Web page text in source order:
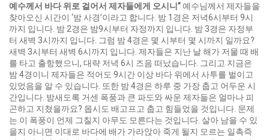
예수께서 바다 위로 걸어서 제자들에게 오시니 ” 예수님께서 제자들을
찾아오신 시간이 ‘밤 사경’이라고 합니다. 밤 1경은 저녁6시부터 9시
까지 입니다. 밤 2경은 밤9시부터 자정까지 입니다. 밤 3경은 자정부
터 새벽 3시까지 입니다. 그럼 밤 4경은 몇 시부터 몇 시까지 일까요?
새벽 3시부터 새벽 6시까지 입니다. 제자들은 지난 날 해가 저물 때 배
를 타고 출항했으니, 대략 저녁 6시 즈음 떠났습니다. 그리고 지금은
밤 4경이니 제자들은 적어도 9시간 이상 바다 위에서 사투를 벌이고
있었음을 알 수 있습니다. 또한 밤 4경은 하루 중 가장 춥고 어두운 시
간입니다. 밤새도록 거센 폭풍과 큰 파도와 싸운 제자들은 얼마나 피
곤하고 지쳤을까요? 몹시도 배고프고 춥고 힘들었을 것입니다. 문제
는 이 폭풍이 언제 그칠지 아무도 모른다는 것입니다. 살아 남을 수 있
을지 아니면 이대로 바다에 배가 가라앉아 죽게 될지 모르는 일촉즉